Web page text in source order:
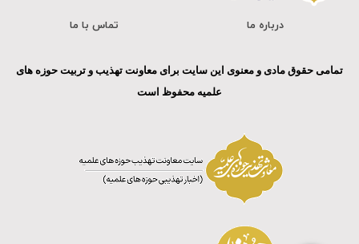
درباره ما تماس با ما
تمامی حقوق مادی و معنوی این سایت برای معاونت تهذیب و تربیت حوزه های
علمیه محفوظ است